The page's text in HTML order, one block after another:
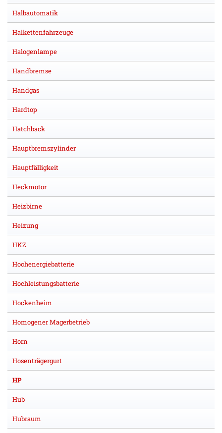
Halbautomatik
Halkettenfahrzeuge
Halogenlampe
Handbremse
Handgas
Hardtop
Hatchback
Hauptbremszylinder
Hauptfälligkeit
Heckmotor
Heizbirne
Heizung
HKZ
Hochenergiebatterie
Hochleistungsbatterie
Hockenheim
Homogener Magerbetrieb
Horn
Hosenträgergurt
HP
Hub
Hubraum